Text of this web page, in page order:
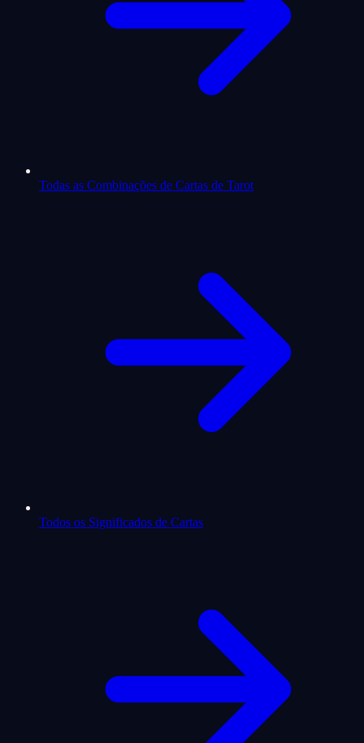
Todas as Combinações de Cartas de Tarot
Todos os Significados de Cartas